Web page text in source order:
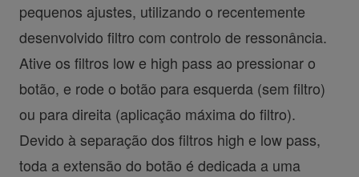
pequenos ajustes, utilizando o recentemente
desenvolvido filtro com controlo de ressonância.
Ative os filtros low e high pass ao pressionar o
botão, e rode o botão para esquerda (sem filtro)
ou para direita (aplicação máxima do filtro).
Devido à separação dos filtros high e low pass,
toda a extensão do botão é dedicada a uma